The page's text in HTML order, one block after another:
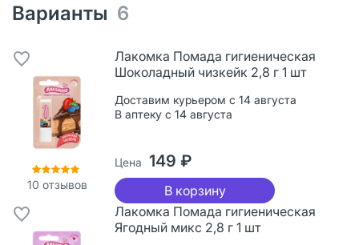
Варианты 6
10 отзывов
Лакомка Помада гигиеническая
Шоколадный чизкейк 2,8 г 1 шт
Доставим курьером с 14 августа
В аптеку с 14 августа
Цена 149 ₽
В корзину
Лакомка Помада гигиеническая
Ягодный микс 2,8 г 1 шт